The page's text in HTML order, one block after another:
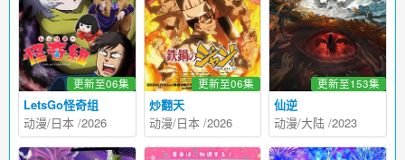
LetsGo怪奇组
更新至06集
动漫/日本 /2026
炒翻天
更新至06集
动漫/日本/2026
仙逆
更新至153集
动漫/大陆 /2023